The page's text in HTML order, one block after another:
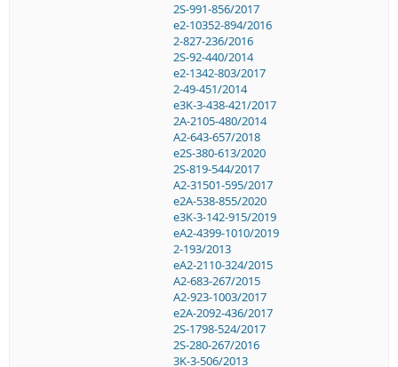
2S-991-856/2017
e2-10352-894/2016
2-827-236/2016
2S-92-440/2014
e2-1342-803/2017
2-49-451/2014
e3K-3-438-421/2017
2A-2105-480/2014
A2-643-657/2018
e2S-380-613/2020
2S-819-544/2017
A2-31501-595/2017
e2A-538-855/2020
e3K-3-142-915/2019
eA2-4399-1010/2019
2-193/2013
eA2-2110-324/2015
A2-683-267/2015
A2-923-1003/2017
e2A-2092-436/2017
2S-1798-524/2017
2S-280-267/2016
3K-3-506/2013